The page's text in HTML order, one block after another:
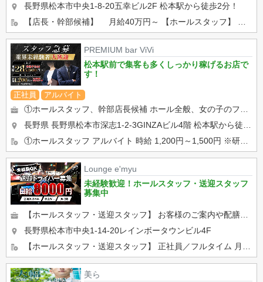
長野県松本市中央1-8-20五幸ビル2F 松本駅から徒歩2分！
PREMIUM bar ViVi
松本駅前で集客も多くしっかり稼げるお店で
す！
正社員 アルバイト
長野県 長野県松本市深志1-2-3GINZAビル4階 松本駅から徒歩3分
Lounge e'myu
未経験歓迎！ホールスタッフ・送迎スタッフ
募集中
長野県松本市中央1-14-20レインボータウンビル4F
美ら